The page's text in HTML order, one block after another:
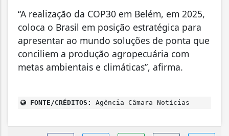
“A realização da COP30 em Belém, em 2025,
coloca o Brasil em posição estratégica para
apresentar ao mundo soluções de ponta que
conciliem a produção agropecuária com
metas ambientais e climáticas”, afirma.
FONTE/CRÉDITOS: Agência Câmara Notícias